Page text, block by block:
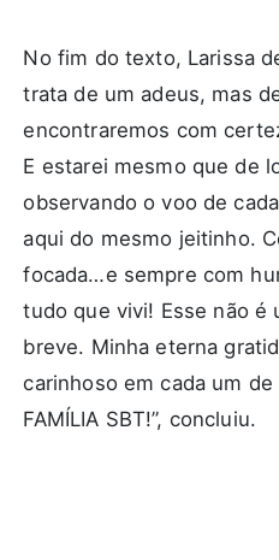
No fim do texto, Larissa
trata de um adeus, mas
encontraremos com
E estarei mesmo que de
observando o voo de
aqui do mesmo jeitinho.
focada…e sempre com
tudo que vivi! Esse não é
breve. Minha eterna
carinhoso em cada um
FAMÍLIA SBT!”, concluiu.